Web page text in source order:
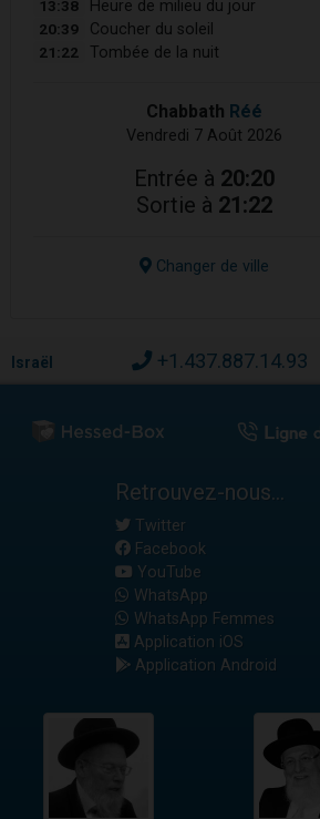
13:38 Heure de milieu du jour
20:39 Coucher du soleil
21:22 Tombée de la nuit
Chabbath Réé
Vendredi 7 Août 2026
Entrée à 20:20
Sortie à 21:22
Changer de ville
Israël +1.437.887.14.93
Retrouvez-nous...
Twitter
Facebook
YouTube
WhatsApp
WhatsApp Femmes
Application iOS
Application Android